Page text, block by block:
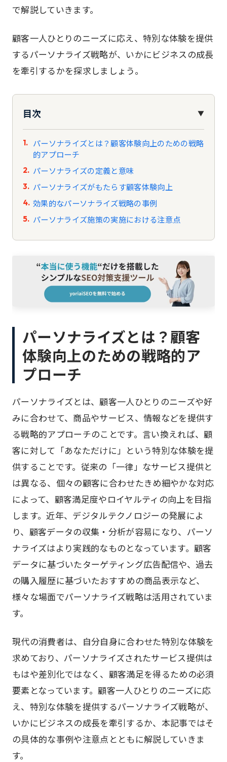
で解説していきます。
顧客一人ひとりのニーズに応え、特別な体験を提供
するパーソナライズ戦略が、いかにビジネスの成長
を牽引するかを探求しましょう。
目次 ▼
パーソナライズとは？顧客体験向上のための戦略
的アプローチ
パーソナライズの定義と意味
パーソナライズがもたらす顧客体験向上
効果的なパーソナライズ戦略の事例
パーソナライズ施策の実施における注意点
パーソナライズとは？顧客
体験向上のための戦略的ア
プローチ
パーソナライズとは、顧客一人ひとりのニーズや好
みに合わせて、商品やサービス、情報などを提供す
る戦略的アプローチのことです。言い換えれば、顧
客に対して「あなただけに」という特別な体験を提
供することです。従来の「一律」なサービス提供と
は異なる、個々の顧客に合わせたきめ細やかな対応
によって、顧客満足度やロイヤルティの向上を目指
します。近年、デジタルテクノロジーの発展によ
り、顧客データの収集・分析が容易になり、パーソ
ナライズはより実践的なものとなっています。顧客
データに基づいたターゲティング広告配信や、過去
の購入履歴に基づいたおすすめの商品表示など、
様々な場面でパーソナライズ戦略は活用されていま
す。
現代の消費者は、自分自身に合わせた特別な体験を
求めており、パーソナライズされたサービス提供は
もはや差別化ではなく、顧客満足を得るための必須
要素となっています。顧客一人ひとりのニーズに応
え、特別な体験を提供するパーソナライズ戦略が、
いかにビジネスの成長を牽引するか、本記事ではそ
の具体的な事例や注意点とともに解説していきま
す。